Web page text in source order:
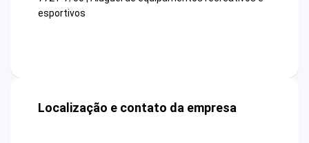
esportivos
Localização e contato da empresa